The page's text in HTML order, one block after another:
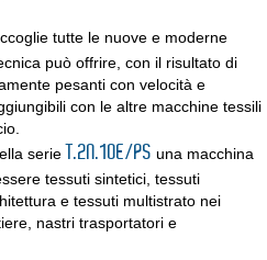
tutte le nuove e moderne
può offrire, con il risultato di
pesanti con velocità e
con le altre macchine tessili
serie
T.2N.10E/PS una macchina
tessuti sintetici, tessuti
e tessuti multistrato nei
nastri trasportatori e